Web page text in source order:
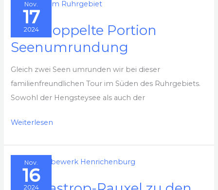
Süden
Schwerte
und
Nov.
17
2024
Eine doppelte Portion
Seenumrundung
Gleich zwei Seen umrunden wir bei dieser
familienfreundlichen Tour im Süden des Ruhrgebiets.
Sowohl der Hengsteysee als auch der
Eine
Seenumrundung
Weiterlesen
Nov.
16
2024